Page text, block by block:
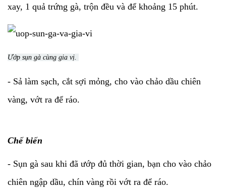
xay, 1 quả trứng gà, trộn đều và để khoảng 15 phút.
Ướp sụn gà cùng gia vị.
- Sả làm sạch, cắt sợi mỏng, cho vào chảo dầu chiên
vàng, vớt ra để ráo.
Chế biến
- Sụn gà sau khi đã ướp đủ thời gian, bạn cho vào chảo
chiên ngập dầu, chín vàng rồi vớt ra để ráo.